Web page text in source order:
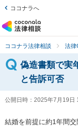
ココナラへ
ココナラ法律相談 法律
偽造書類で実
と告訴可否
公開日時： 2025年7月19日
結婚を前提に約1年間